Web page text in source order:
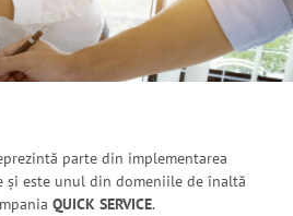
parte din implementarea
și este unul din domeniile de înaltă
QUICK SERVICE.